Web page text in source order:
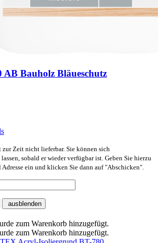
AB Bauholz Bläueschutz
zur Zeit nicht lieferbar. Sie können sich
sobald er wieder verfügbar ist. Geben Sie hierzu
ein und klicken Sie dann auf "Abschicken".
ausblenden
zum Warenkorb hinzugefügt.
zum Warenkorb hinzugefügt.